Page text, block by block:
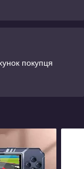
покупця